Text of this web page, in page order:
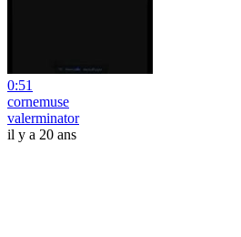
0:51
cornemuse
valerminator
il y a 20 ans